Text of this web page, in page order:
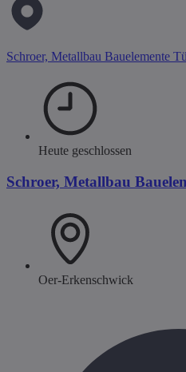
Schroer, Metallbau Bauelemente
Heute geschlossen
Schroer, Metallbau
Oer-Erkenschwick